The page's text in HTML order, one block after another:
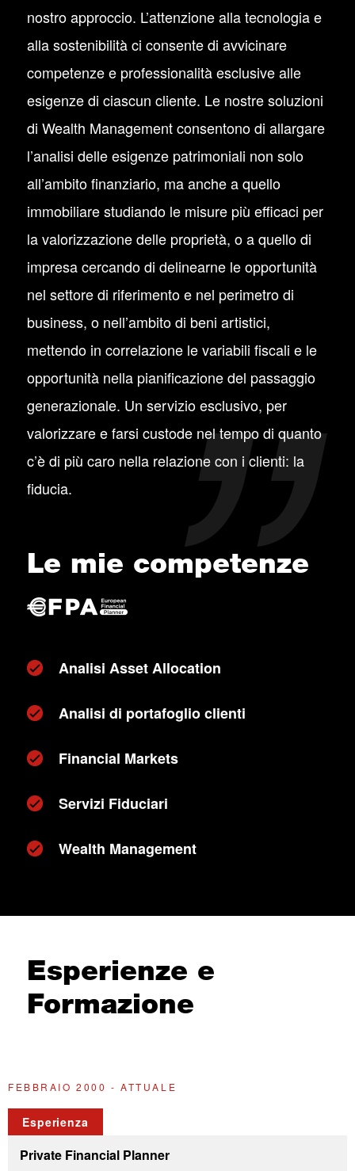
nostro approccio. L’attenzione alla tecnologia e
alla sostenibilità ci consente di avvicinare
competenze e professionalità esclusive alle
esigenze di ciascun cliente. Le nostre soluzioni
di Wealth Management consentono di allargare
l’analisi delle esigenze patrimoniali non solo
all’ambito finanziario, ma anche a quello
immobiliare studiando le misure più efficaci per
la valorizzazione delle proprietà, o a quello di
impresa cercando di delinearne le opportunità
nel settore di riferimento e nel perimetro di
business, o nell’ambito di beni artistici,
mettendo in correlazione le variabili fiscali e le
opportunità nella pianificazione del passaggio
generazionale. Un servizio esclusivo, per
valorizzare e farsi custode nel tempo di quanto
c’è di più caro nella relazione con i clienti: la
fiducia.
Le mie competenze
Analisi Asset Allocation
Analisi di portafoglio clienti
Financial Markets
Servizi Fiduciari
Wealth Management
Esperienze e
Formazione
FEBBRAIO 2000 - ATTUALE
Esperienza
Private Financial Planner